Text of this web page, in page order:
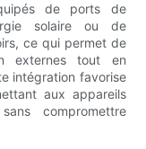
de ports de
solaire ou de
ce qui permet de
externes tout en
intégration favorise
aux appareils
compromettre